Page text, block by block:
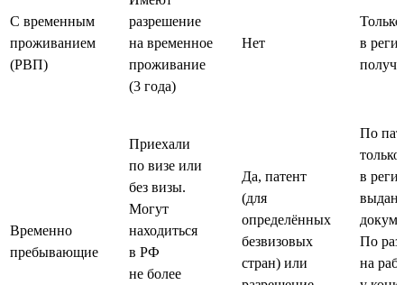
С временным
проживанием
(РВП)
разрешение
на временное
проживание
(3 года)
Нет
Только
в
Временно
пребывающие
Приехали
по визе или
без визы.
Могут
находиться
в РФ
не более
Да, патент
(для
определённых
безвизовых
стран) или
По
только
в
выдан
По
на